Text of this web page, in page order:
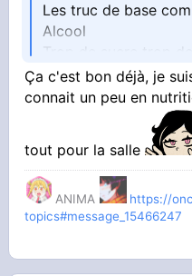
Les truc de base
Alcool
Tu peux commencer
Ça c'est bon déjà, je
connait un peu en
tout pour la salle
ANIMA
https://
topics#message_15466247